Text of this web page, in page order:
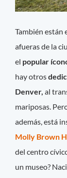
También están
afueras de la
el popular
hay otros
Denver,al
mariposas.
además, está
Molly Brown
del centro
un museo?